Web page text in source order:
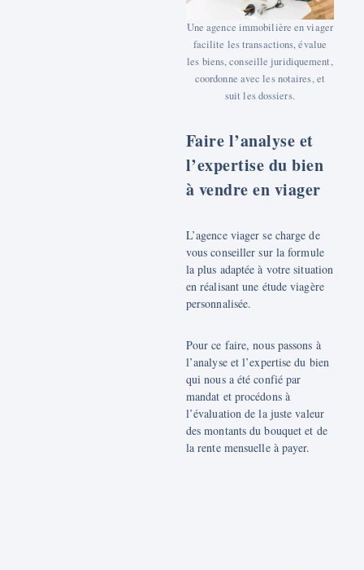
Une agence immobilière en viager
facilite les transactions, évalue
les biens, conseille juridiquement,
coordonne avec les notaires, et
suit les dossiers.
Faire l’analyse et
l’expertise du bien
à vendre en viager
L’agence viager se charge de
vous conseiller sur la formule
la plus adaptée à votre situation
en réalisant une étude viagère
personnalisée.
Pour ce faire, nous passons à
l’analyse et l’expertise du bien
qui nous a été confié par
mandat et procédons à
l’évaluation de la juste valeur
des montants du bouquet et de
la rente mensuelle à payer.